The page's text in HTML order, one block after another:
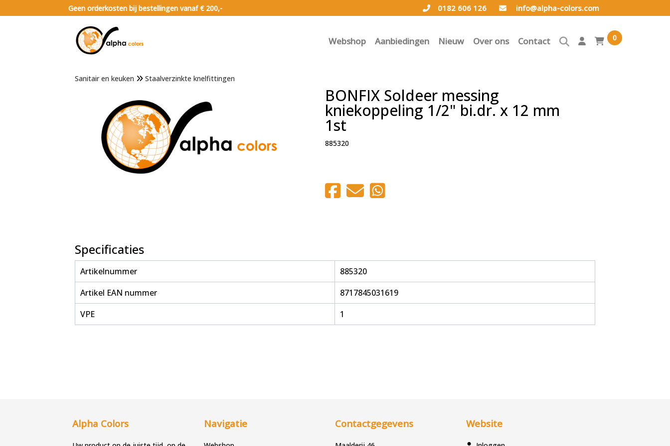
Geen orderkosten bij bestellingen vanaf € 200,- info@alpha-colors.com
0182 606 126
Webshop Aanbiedingen Nieuw Over ons Contact 0
Sanitair en keuken Staalverzinkte knelfittingen
BONFIX Soldeer messing
kniekoppeling 1/2" bi.dr. x 12 mm
1st
885320
Specificaties
Artikelnummer
885320
Artikel EAN nummer
8717845031619
VPE
1
Alpha Colors Navigatie Contactgegevens Website